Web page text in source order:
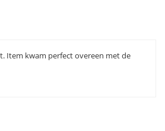
Item kwam perfect overeen met de